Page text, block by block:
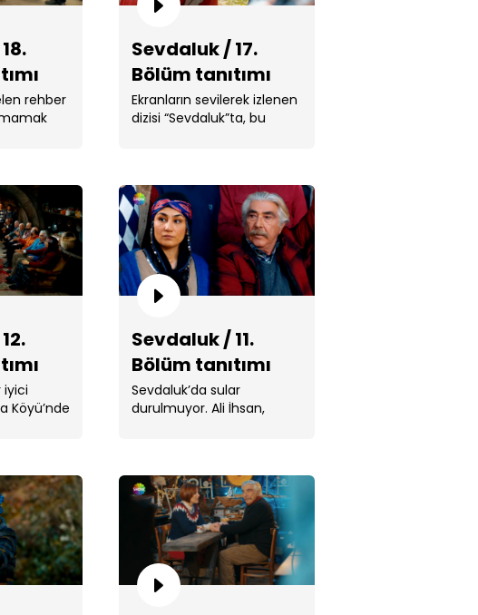
Ali İhsan, Adalet'i çileden
çıkartıyor / Sevdaluk
Denizde Karartı Var / Sevdaluk
rehber
Sevdaluk / 17.
Bölüm tanıtımı
Ekranların sevilerek izlenen
dizisi “Sevdaluk”ta, bu
iyici
Köyü’nde
Sevdaluk / 11.
Bölüm tanıtımı
Sevdaluk’da sular
durulmuyor. Ali İhsan,